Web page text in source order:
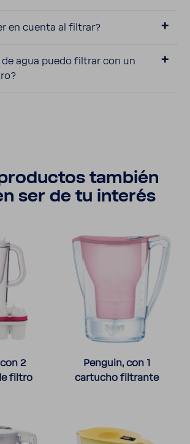
en cuenta al filtrar?
agua puedo filtrar con un
también
ser de tu interés
2
filtro
Penguin, con 1
cartucho filtrante